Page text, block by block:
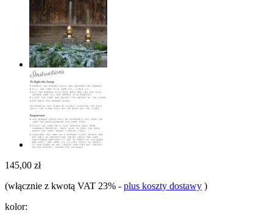
145,00 zł
(włącznie z kwotą VAT 23% - plus koszty dostawy )
kolor: